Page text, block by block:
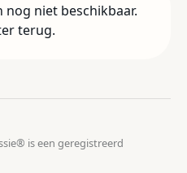
nog niet beschikbaar.
terug.
is een geregistreerd